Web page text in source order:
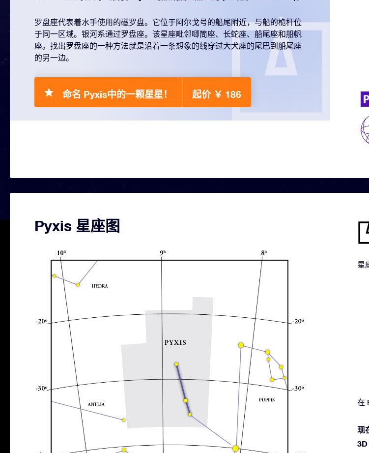
罗盘座代表着水手使用的磁罗盘。它位于阿尔戈号的船尾附近，与船的桅杆位
于同一区域。银河系通过罗盘座。该星座毗邻唧筒座、长蛇座、船尾座和船帆
座。找出罗盘座的一种方法就是沿着一条想象的线穿过大犬座的尾巴到船尾座
的另一边。
命名 Pyxis中的一颗星星！ 起价 ￥ 186
Pyxis 星座图
星
在
现
3D